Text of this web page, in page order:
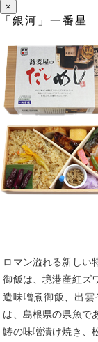
×
「銀河」一番星
ロマン溢れる新しい
御飯は、境港産紅ズ
造味噌煮御飯、出
は、島根県の県魚で
鰆の味噌漬け焼き、